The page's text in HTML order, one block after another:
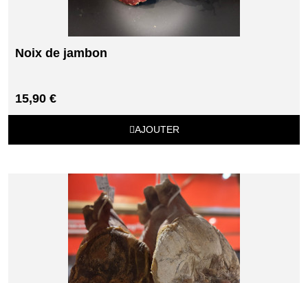
Noix de jambon
15,90 €
AJOUTER